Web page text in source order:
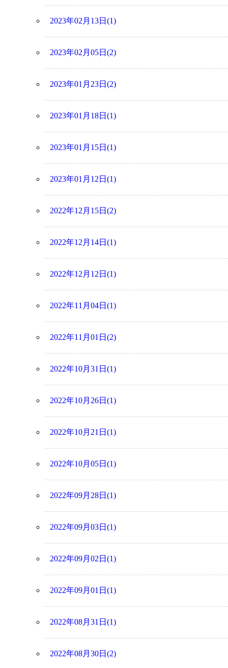
2023年02月13日(1)
2023年02月05日(2)
2023年01月23日(2)
2023年01月18日(1)
2023年01月15日(1)
2023年01月12日(1)
2022年12月15日(2)
2022年12月14日(1)
2022年12月12日(1)
2022年11月04日(1)
2022年11月01日(2)
2022年10月31日(1)
2022年10月26日(1)
2022年10月21日(1)
2022年10月05日(1)
2022年09月28日(1)
2022年09月03日(1)
2022年09月02日(1)
2022年09月01日(1)
2022年08月31日(1)
2022年08月30日(2)